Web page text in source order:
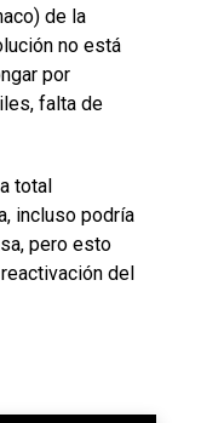
de la
no está
por
falta de
total
incluso podría
pero esto
del